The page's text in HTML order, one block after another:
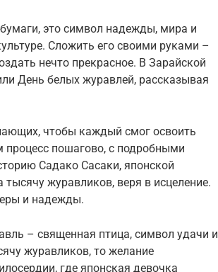
это символ надежды, мира и
Сложить его своими руками –
нечто прекрасное. В Зарайской
День белых журавлей, рассказывая
чтобы каждый смог освоить
пошагово, с подробными
Садако Сасаки, японской
журавликов, веря в исцеление.
и надежды.
– священная птица, символ удачи и
журавликов, то желание
где японская девочка